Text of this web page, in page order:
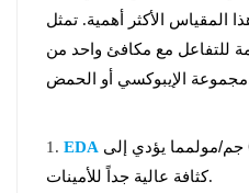
المقياس الأكثر أهمية. تمثل
للتفاعل مع مكافئ واحد من
1. EDA مما يؤدي إلى
كثافة عالية جداً للأمينات.